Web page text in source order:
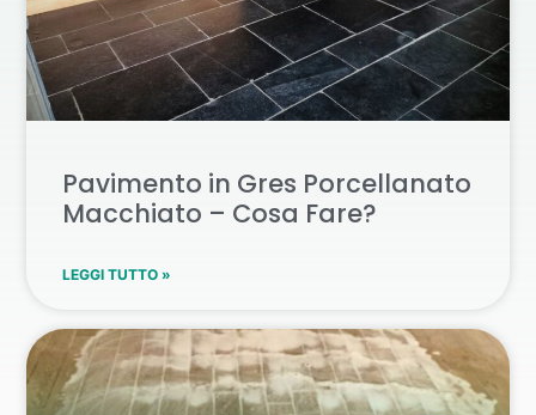
Pavimento in Gres Porcellanato
Macchiato – Cosa Fare?
LEGGI TUTTO »